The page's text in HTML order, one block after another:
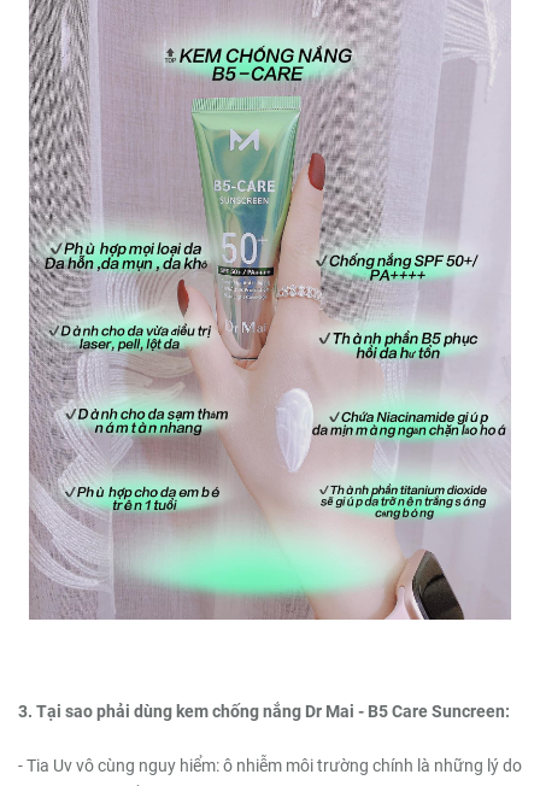
3. Tại sao phải dùng kem chống nắng Dr Mai - B5 Care Suncreen:
- Tia Uv vô cùng nguy hiểm: ô nhiễm môi trường chính là những lý do